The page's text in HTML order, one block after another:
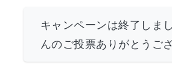
キャンペーンは終了しま
んのご投票ありがとうご